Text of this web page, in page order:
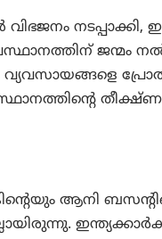
വിഭജനം
ജന്മം
ആനി